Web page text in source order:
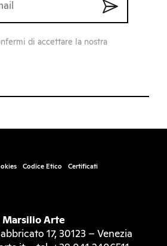
di accettare la nostra
Codice Etico Certificati
Marsilio Arte
17, 30123 – Venezia